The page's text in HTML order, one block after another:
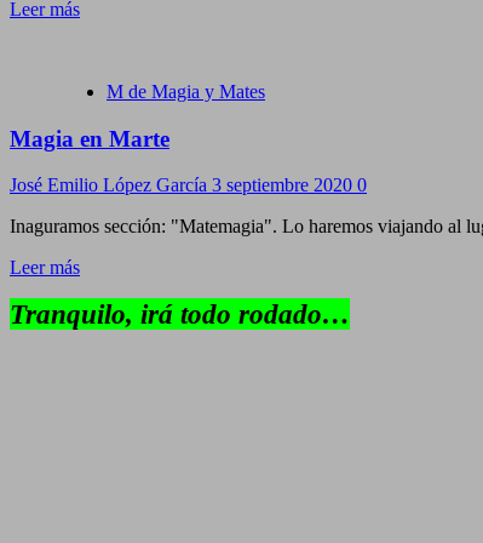
Leer más
M de Magia y Mates
Magia en Marte
José Emilio López García 3 septiembre 2020 0
Inaguramos sección: "Matemagia". Lo haremos viajando al
Leer más
Tranquilo, irá todo rodado…